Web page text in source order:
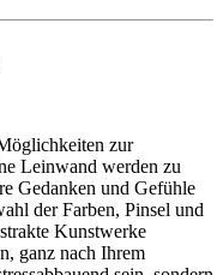
zur
Leinwand werden zu
Gedanken und Gefühle
der Farben, Pinsel und
Kunstwerke
ganz nach Ihrem